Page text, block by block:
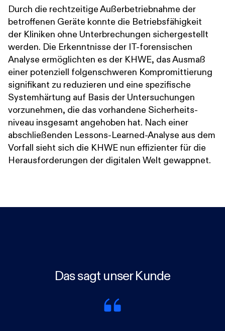
Durch die rechtzeitige Außer­betrieb­nahme der
betroffenen Geräte konnte die Betriebs­fähigkeit
der Kliniken ohne Unter­brechungen sicher­gestellt
werden. Die Erkenntnisse der IT-forensischen
Analyse ermöglichten es der KHWE, das Ausmaß
einer potenziell folgen­schweren Kompromittierung
signifikant zu reduzieren und eine spezifische
System­härtung auf Basis der Untersuchungen
vorzunehmen, die das vorhandene Sicherheits­
niveau insgesamt angehoben hat. Nach einer
abschließenden Lessons-Learned-Analyse aus dem
Vorfall sieht sich die KHWE nun effizienter für die
Heraus­forderungen der digitalen Welt gewappnet.
Das sagt unser Kunde